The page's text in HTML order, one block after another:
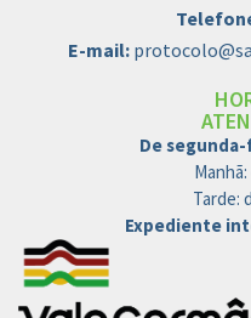
E-mail:
De
Tarde:
Expediente